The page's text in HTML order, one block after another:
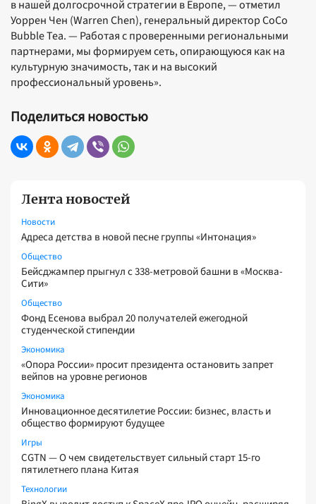
Лента новостей
Новости
Адреса детства в новой песне группы «Интонация»
Общество
Бейсджампер прыгнул с 338-метровой башни в «Москва-
Сити»
Общество
Фонд Есенова выбрал 20 получателей ежегодной
студенческой стипендии
Экономика
«Опора России» просит президента остановить запрет
вейпов на уровне регионов
Экономика
Инновационное десятилетие России: бизнес, власть и
общество формируют будущее
Игры
CGTN — О чем свидетельствует сильный старт 15-го
пятилетнего плана Китая
Технологии
в нашей долгосрочной стратегии в Европе, — отметил
Уоррен Чен (Warren Chen), генеральный директор CoCo
Bubble Tea. — Работая с проверенными региональными
партнерами, мы формируем сеть, опирающуюся как на
культурную значимость, так и на высокий
профессиональный уровень».
Поделиться новостью